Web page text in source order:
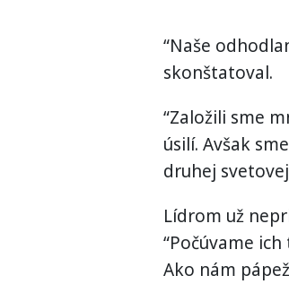
“Naše
skonštatoval.
“Založili sme
úsilí. Avšak
druhej
Lídrom už
“Počúvame
Ako nám